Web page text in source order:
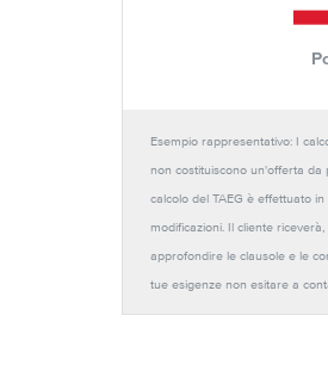
Esempio rappresentativo: I
non costituiscono un'offerta da
calcolo del TAEG è effettuato
modificazioni. Il cliente
approfondire le clausole e le
tue esigenze non esitare a